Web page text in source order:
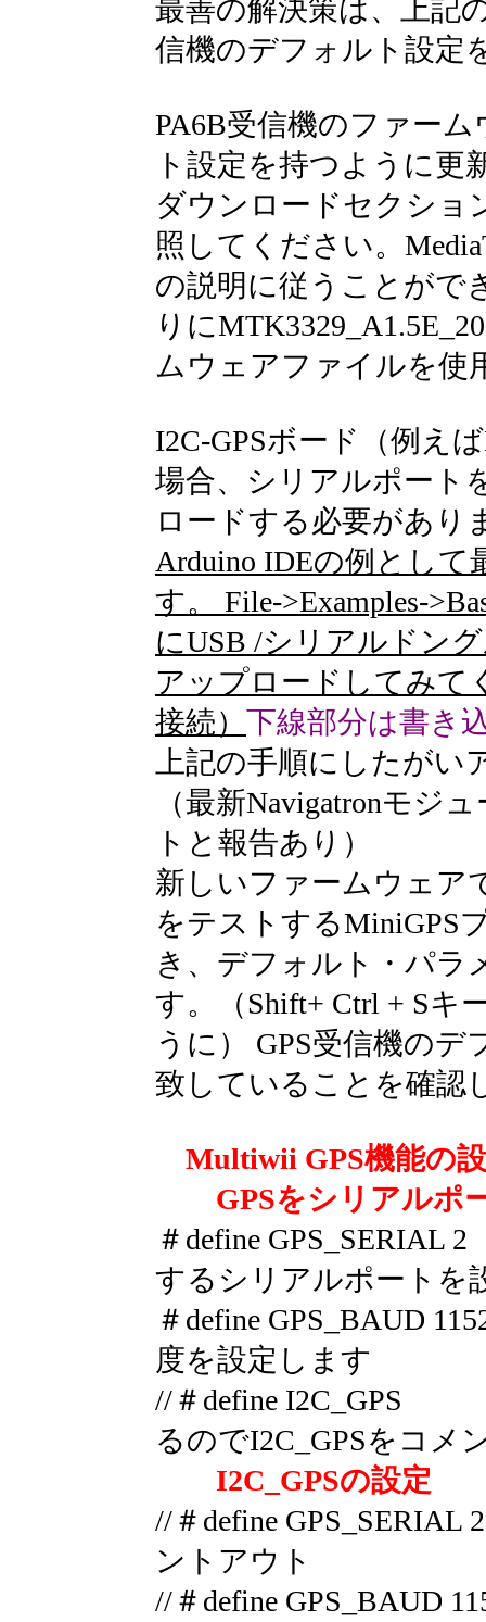
最善の解決策は、上記
信機のデフォルト設定
PA6B受信機のファー
ト設定を持つように更
ダウンロードセクショ
照してください。
の説明に従うことがで
りに
ムウェアファイルを使
I2C-GPSボード（例え
場合、シリアルポート
ロードする必要があり
Arduino IDEの例とし
す。 File->Examples-
にUSB /シリアルドン
アップロードしてみて
接続） 下線部分は書き
上記の手順にしたが
（最新Navigatronモジ
トと報告あり）
新しいファームウェア
をテストするMiniGPS
き、デフォルト・パラ
す。（Shift+ Ctrl + Sキ
うに） GPS受信機の
致していることを確認
Multiwii GPS機能の
GPSをシリアルポ
＃define
するシリアルポートを
＃define GPS_BAUD
度を設定します
//＃define
るのでI2C_GPSをコメ
I2C_GPSの設定
//＃define
ントアウト
//＃define GPS_BAUD